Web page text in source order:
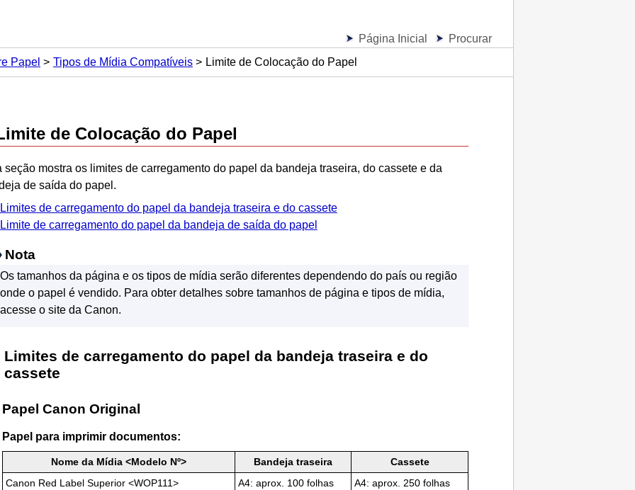
Página Inicial
Procurar
Papel Tipos de Mídia Compatíveis Limite de Colocação do Papel
de Colocação do Papel
seção mostra os limites de carregamento do papel da bandeja traseira, do cassete e da
de saída do papel .
Limites de carregamento do papel da bandeja traseira e do cassete
Limite de carregamento do papel da bandeja de saída do papel
Nota
Os tamanhos da página e os tipos de mídia serão diferentes dependendo do país ou região
onde o papel é vendido. Para obter detalhes sobre tamanhos de página e tipos de mídia,
acesse o site da Canon.
Limites de carregamento do papel da bandeja traseira e do
cassete
Papel Canon Original
Papel para imprimir documentos:
Nome da Mídia <Modelo Nº> Bandeja traseira
Cassete
Canon Red Label Superior <WOP111> A4: aprox. 100 folhas
A4: aprox. 250 folhas